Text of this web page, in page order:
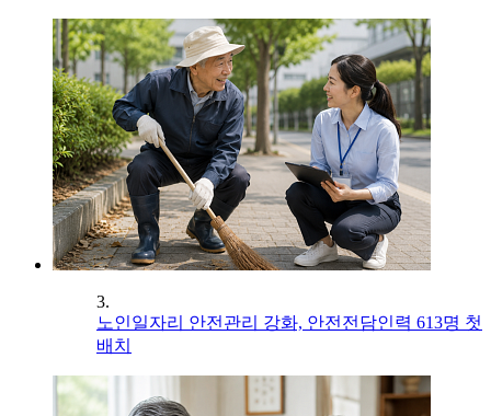
3.
노인일자리 안전관리 강화, 안전전담인력 613명 첫
배치